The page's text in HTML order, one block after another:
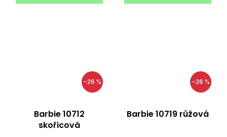
–26 %
Barbie 10712
skořicová
–26 %
Barbie 10719 růžová